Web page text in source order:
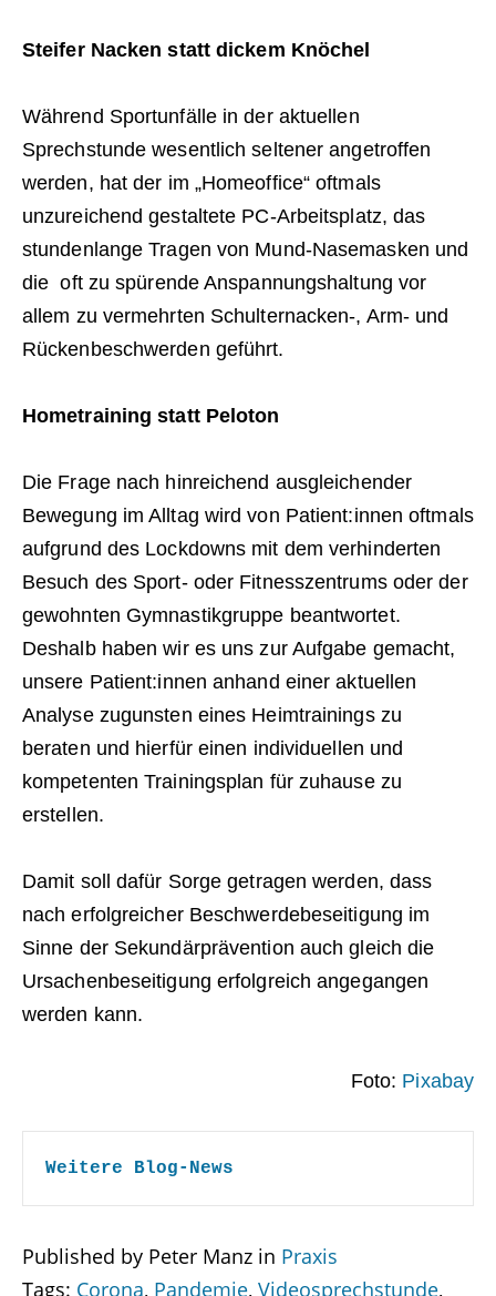
Steifer Nacken statt dickem Knöchel
Während Sportunfälle in der aktuellen
Sprechstunde wesentlich seltener angetroffen
werden, hat der im „Homeoffice“ oftmals
unzureichend gestaltete PC-Arbeitsplatz, das
stundenlange Tragen von Mund-Nasemasken und
die oft zu spürende Anspannungshaltung vor
allem zu vermehrten Schulternacken-, Arm- und
Rückenbeschwerden geführt.
Hometraining statt Peloton
Die Frage nach hinreichend ausgleichender
Bewegung im Alltag wird von Patient:innen oftmals
aufgrund des Lockdowns mit dem verhinderten
Besuch des Sport- oder Fitnesszentrums oder der
gewohnten Gymnastikgruppe beantwortet.
Deshalb haben wir es uns zur Aufgabe gemacht,
unsere Patient:innen anhand einer aktuellen
Analyse zugunsten eines Heimtrainings zu
beraten und hierfür einen individuellen und
kompetenten Trainingsplan für zuhause zu
erstellen.
Damit soll dafür Sorge getragen werden, dass
nach erfolgreicher Beschwerdebeseitigung im
Sinne der Sekundärprävention auch gleich die
Ursachenbeseitigung erfolgreich angegangen
werden kann.
Foto: Pixabay
Weitere Blog-News
Published by Peter Manz in Praxis
Tags: Corona, Pandemie, Videosprechstunde,